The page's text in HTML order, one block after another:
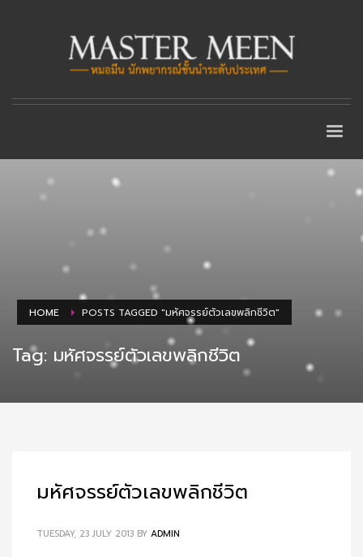
HOME POSTS TAGGED "มหัศจรรย์ตัวเลขพลิกชีวิต"
Tag: มหัศจรรย์ตัวเลขพลิกชีวิต
มหัศจรรย์ตัวเลขพลิกชีวิต
TUESDAY, 23 JULY 2013 BY ADMIN